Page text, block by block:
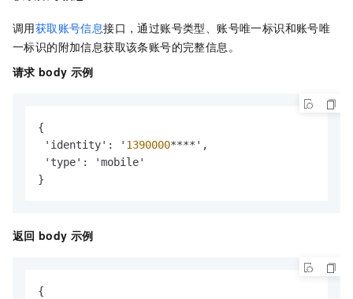
调用获取账号信息接口，通过账号类型、账号唯一标识和账号唯
一标识的附加信息获取该条账号的完整信息。
请求 body 示例
{
'identity' : ' 1390000****' ,
'type' :
}
返回 body 示例
{